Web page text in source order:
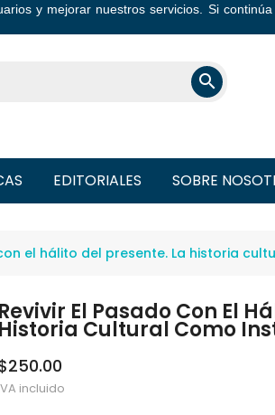
y mejorar nuestros servicios. Si

EDITORIALES SOBRE
el hálito del presente. La historia
Revivir El Pasado Con El
Historia Cultural Como
incluido